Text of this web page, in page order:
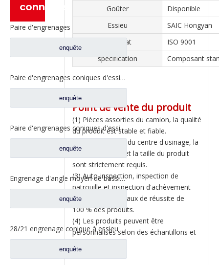
connexes
Paire d'engrenages coniques à essieu moyen 27/18 pour pièces de rechange de camion Ankai & BENZ Foton Auman HFF2502040/41CK1BZ
enquête
Paire d'engrenages coniques d'essieu arrière 21/28 pour pièces de rechange de camion Ankai & BENZ Foton Auman HFF2402038/39CK1BZ
enquête
Paire d'engrenages coniques d'essieu arrière 18/27 pour pièces de rechange de camion Ankai & BENZ Foton Auman HFF2402040/41CK1BZ
enquête
Engrenage d'angle moyen de bassin de pont pour les pièces de rechange 42104456 de camion de SAIC Hongyan
enquête
28/21 engrenage conique à essieu moyen pour essieu Ankai essieu Benz Foton Auman pièces de rechange de camion HFF2502038/39CK1BZ
enquête
Goûter
Disponible
Essieu
SAIC Hongyan
Certificat
ISO 9001
spécification
Composant
Point de vente du produit
(1) Pièces assorties du camion, la qualité
du produit est stable et fiable.
(2) Le traitement du centre d'usinage, la
position du trou et la taille du produit
sont strictement requis.
(3) Auto-inspection, inspection de
patrouille et inspection d'achèvement
pour assurer un taux de réussite de
100 % des produits.
(4) Les produits peuvent être
personnalisés selon des échantillons et